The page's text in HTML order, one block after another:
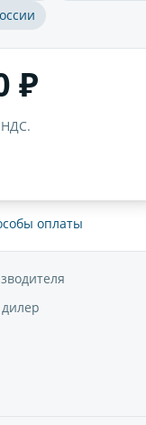
₽
НДС.
оплаты